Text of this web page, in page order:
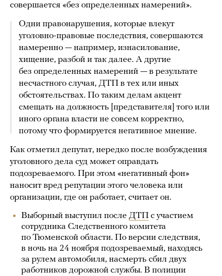
совершается «без определенных намерений».
Одни правонарушения, которые влекут
уголовно-правовые последствия, совершаются
намеренно — например, изнасилование,
хищение, разбой и так далее. А другие
без определенных намерений — в результате
несчастного случая, ДТП в тех или иных
обстоятельствах. По таким делам акцент
смещать на должность [представителя] того или
иного органа власти не совсем корректно,
потому что формируется негативное мнение.
Как отметил депутат, нередко после возбуждения
уголовного дела суд может оправдать
подозреваемого. При этом «негативный фон»
наносит вред репутации этого человека или
организации, где он работает, считает он.
Выборный выступил после ДТП с участием
сотрудника Следственного комитета
по Тюменской области. По версии следствия,
в ночь на 24 ноября подозреваемый, находясь
за рулем автомобиля, насмерть сбил двух
работников дорожной службы. В полиции